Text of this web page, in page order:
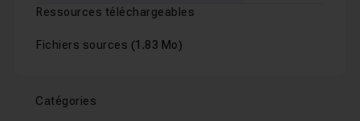
Ressources téléchargeables
Fichiers sources (1.83 Mo)
Catégories